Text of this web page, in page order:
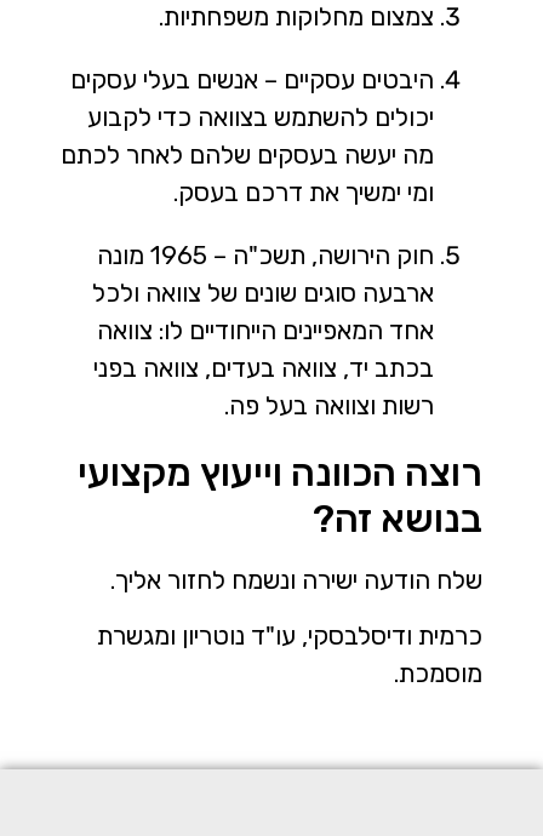
צמצום מחלוקות משפחתיות.
היבטים עסקיים – אנשים בעלי עסקים
יכולים להשתמש בצוואה כדי לקבוע
מה יעשה בעסקים שלהם לאחר לכתם
ומי ימשיך את דרכם בעסק.
חוק הירושה, תשכ"ה – 1965 מונה
ארבעה סוגים שונים של צוואה ולכל
אחד המאפיינים הייחודיים לו: צוואה
בכתב יד, צוואה בעדים, צוואה בפני
רשות וצוואה בעל פה.
רוצה הכוונה וייעוץ מקצועי
בנושא זה?
שלח הודעה ישירה ונשמח לחזור אליך.
כרמית ודיסלבסקי, עו"ד נוטריון ומגשרת
מוסמכת.